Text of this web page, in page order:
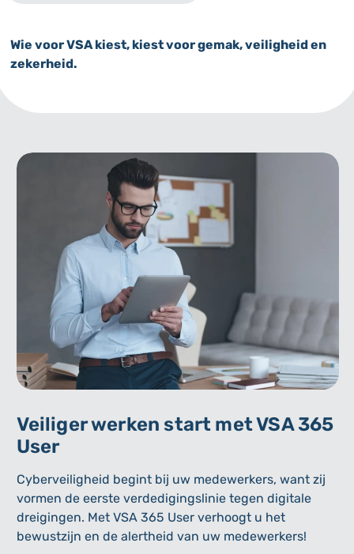
Wie voor VSA kiest, kiest voor gemak, veiligheid en
zekerheid.
Veiliger werken start met VSA 365
User
Cyberveiligheid begint bij uw medewerkers, want zij
vormen de eerste verdedigingslinie tegen digitale
dreigingen. Met VSA 365 User verhoogt u het
bewustzijn en de alertheid van uw medewerkers!